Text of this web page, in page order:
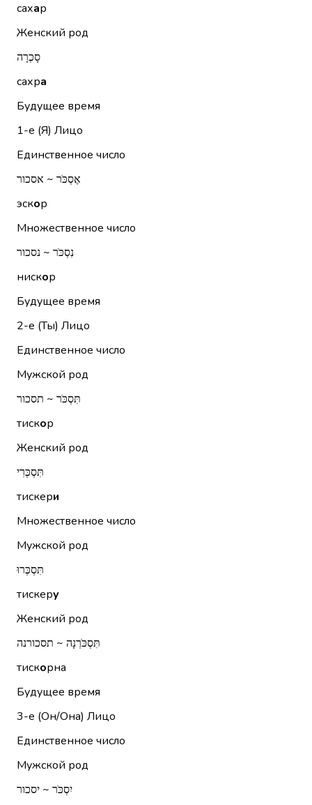
сахар
Женский род
סָכְרָה
сахра
Будущее время
1-е (Я) Лицо
Единственное число
אֶסְכֹּר ~ אסכור
эскор
Множественное число
נִסְכֹּר ~ נסכור
нискор
Будущее время
2-е (Ты) Лицо
Единственное число
Мужской род
תִּסְכֹּר ~ תסכור
тискор
Женский род
תִּסְכְּרִי
тискери
Множественное число
Мужской род
תִּסְכְּרוּ
тискеру
Женский род
תִּסְכֹּרְנָה ~ תסכורנה
тискорна
Будущее время
3-е (Он/Она) Лицо
Единственное число
Мужской род
יִסְכֹּר ~ יסכור